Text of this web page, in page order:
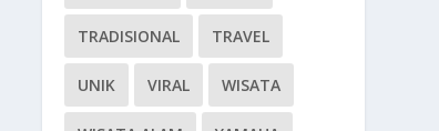
TRADISIONAL TRAVEL
UNIK VIRAL WISATA